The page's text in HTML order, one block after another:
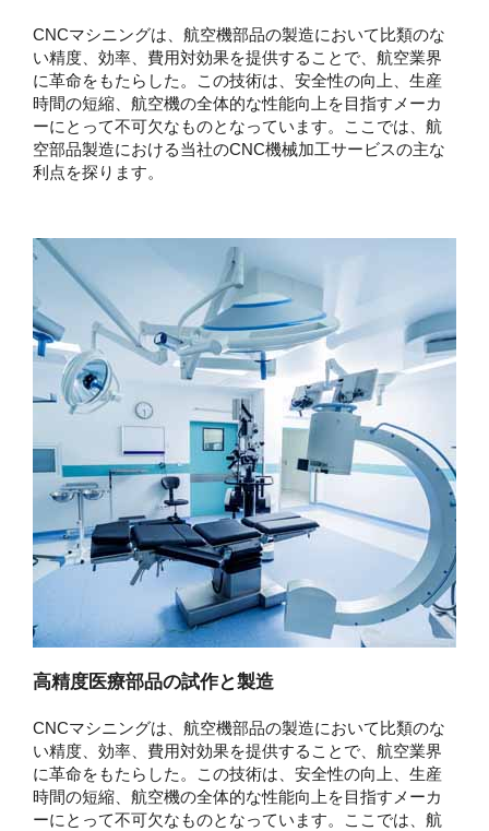
CNCマシニングは、航空機部品の製造において比類のな
い精度、効率、費用対効果を提供することで、航空業界
に革命をもたらした。この技術は、安全性の向上、生産
時間の短縮、航空機の全体的な性能向上を目指すメーカ
ーにとって不可欠なものとなっています。ここでは、航
空部品製造における当社のCNC機械加工サービスの主な
利点を探ります。
高精度医療部品の試作と製造
CNCマシニングは、航空機部品の製造において比類のな
い精度、効率、費用対効果を提供することで、航空業界
に革命をもたらした。この技術は、安全性の向上、生産
時間の短縮、航空機の全体的な性能向上を目指すメーカ
ーにとって不可欠なものとなっています。ここでは、航